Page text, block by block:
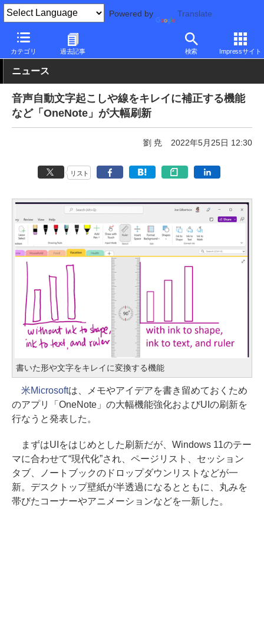
Powered by Translate
カテゴリ 過去記事 検索 Impressサイト
PC Watch ソフトウェア/アプリ 他ソフト/アプリ 新機能
ニュース
音声自動文字起こしや線をキレイに補正する機能
など「OneNote」が大幅刷新
劉 尭 2022年5月25日 12:30
リスト
書いた形や文字をキレイに変換する機能
米Microsoftは、メモやアイデアを書き留めておくため
のアプリ「OneNote」の大幅機能強化およびUIの刷新を
行なうと発表した。
まずはUIをはじめとした刷新だが、Windows 11のテー
マに合わせて“現代化”され、ページリスト、セッション
タブ、ノートブックのドロップダウンリストなどが一
新。デスクトップ壁紙が半透過になるとともに、丸みを
帯びたコーナーやアニメーションなどを一新した。